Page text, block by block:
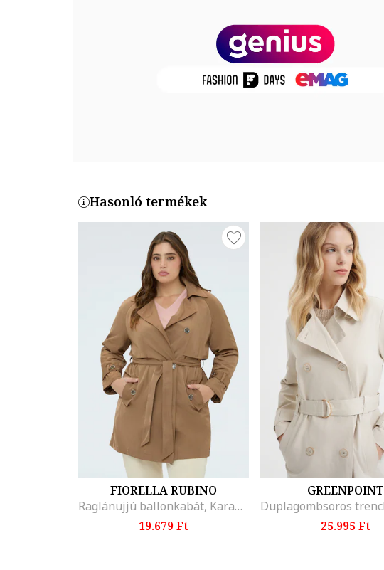
Külső anyag: 50% pamut, 38% poliészter, 12% poliamid
Hasonló termékek
FIORELLA RUBINO
Raglánujjú ballonkabát, Karamellbarna
19.679 Ft
GREENPOINT
25.995 Ft